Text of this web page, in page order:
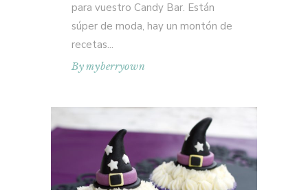
para vuestro Candy Bar. Están
súper de moda, hay un montón de
recetas
Bymyberryown